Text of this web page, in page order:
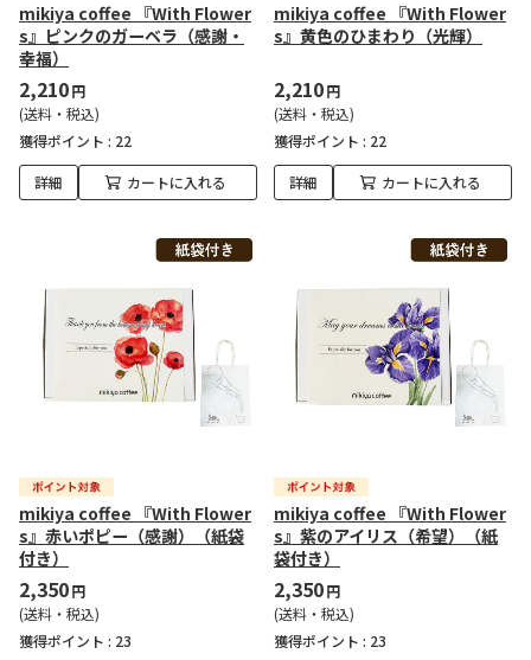
mikiya coffee 『With Flower
s』ピンクのガーベラ（感謝・
幸福）
2,210円
(送料・税込)
獲得ポイント : 22
詳細 カートに入れる
mikiya coffee 『With Flower
s』黄色のひまわり（光輝）
2,210円
(送料・税込)
獲得ポイント : 22
詳細 カートに入れる
mikiya coffee 『With Flower
s』赤いポピー（感謝）（紙袋
付き）
2,350円
(送料・税込)
獲得ポイント : 23
mikiya coffee 『With Flower
s』紫のアイリス（希望）（紙
袋付き）
2,350円
(送料・税込)
獲得ポイント : 23